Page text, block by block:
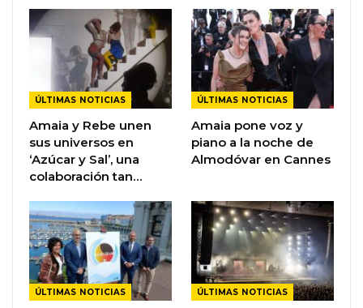
ÚLTIMAS NOTICIAS
Amaia y Rebe unen
sus universos en
‘Azúcar y Sal’, una
colaboración tan…
ÚLTIMAS NOTICIAS
Amaia pone voz y
piano a la noche de
Almodóvar en Cannes
ÚLTIMAS NOTICIAS ÚLTIMAS NOTICIAS